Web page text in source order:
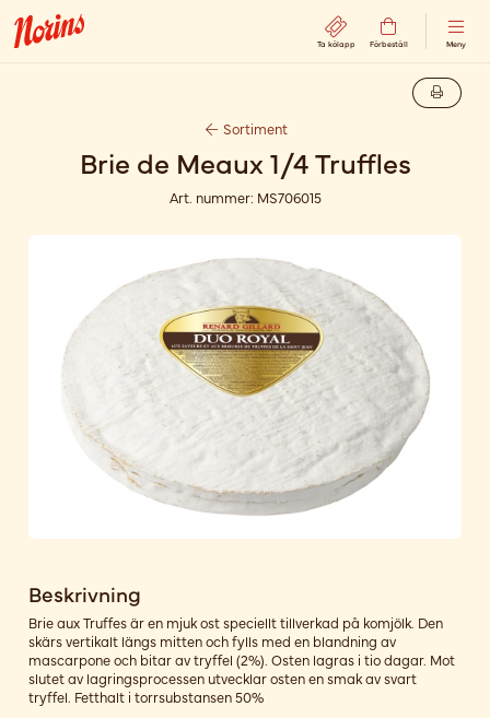
Ta kölapp Förbeställ Meny
Sortiment
Brie de Meaux 1/4 Truffles
Art. nummer: MS706015
Beskrivning
Brie aux Truffes är en mjuk ost speciellt tillverkad på komjölk. Den
skärs vertikalt längs mitten och fylls med en blandning av
mascarpone och bitar av tryffel (2%). Osten lagras i tio dagar. Mot
slutet av lagringsprocessen utvecklar osten en smak av svart
tryffel. Fetthalt i torrsubstansen 50%